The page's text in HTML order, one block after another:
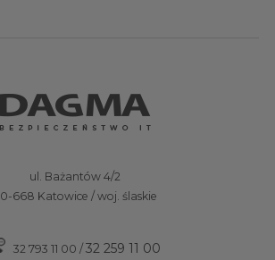
ul. Bażantów 4/2
668 Katowice / woj. ślaskie
32 793 11 00 / 32 259 11 00